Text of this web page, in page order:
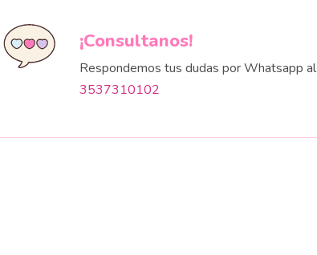
¡Consultanos!
Respondemos tus dudas por Whatsapp al
3537310102